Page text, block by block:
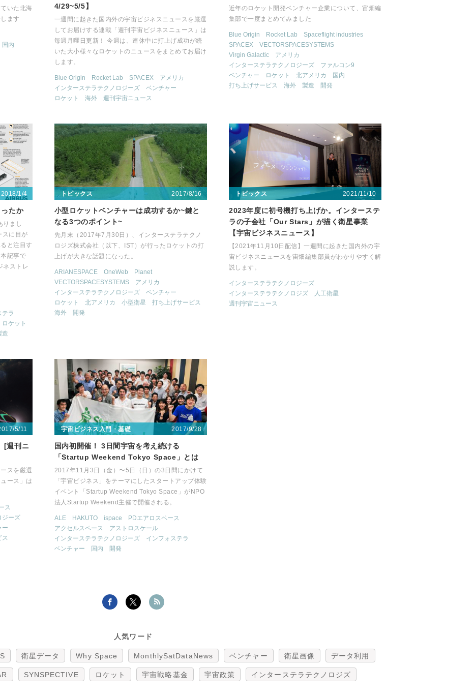
いた北海
ます
国内
4/29~5/5】
一週間に起きた国内外の宇宙ビジネスニュースを厳選
してお届けする連載「週刊宇宙ビジネスニュース」は
毎週月曜日更新！ 今週は、連休中に打上げ成功が続
いた大小様々なロケットのニュースをまとめてお届け
します。
Blue Origin Rocket Lab SPACEX
アメリカ
インターステラテクノロジーズ
ベンチャー
ロケット
海外 週刊宇宙ニュース
近年のロケット開発ベンチャー企業について、宙畑編
集部で一度まとめてみました
Blue Origin Rocket Lab
Spaceflight industries
SPACEX
VECTORSPACESYSTEMS
Virgin Galactic
アメリカ
インターステラテクノロジーズ
ファルコン9
ベンチャー
ロケット 北アメリカ
国内
打ち上げサービス
海外 製造 開発
2018/1/4
たか
りまし
スに目が
と注目す
記事で
ネストレ
テラ
ロケット
造
トピックス 2017/8/16
小型ロケットベンチャーは成功するか~鍵と
なる3つのポイント~
先月末（2017年7月30日）、インターステラテクノ
ロジズ株式会社（以下、IST）が行ったロケットの打
上げが大きな話題になった。
ARIANESPACE OneWeb
Planet
VECTORSPACESYSTEMS
アメリカ
インターステラテクノロジーズ
ベンチャー
ロケット
北アメリカ 小型衛星
打ち上げサービス
海外
開発
トピックス 2021/11/10
2023年度に初号機打ち上げか。インターステ
ラの子会社「Our Stars」が描く衛星事業
【宇宙ビジネスニュース】
【2021年11月10日配信】一週間に起きた国内外の宇
宙ビジネスニュースを宙畑編集部員がわかりやすく解
説します。
インターステラテクノロジーズ
インターステラテクノロジズ
人工衛星
週刊宇宙ニュース
5/11
[週刊ニ
スを厳選
ース」は
ス
ジーズ
ー
ス
宇宙ビジネス入門・基礎 2017/9/28
国内初開催！ 3日間宇宙を考え続ける
「Startup Weekend Tokyo Space」とは
2017年11月3日（金）〜5日（日）の3日間にかけて
「宇宙ビジネス」をテーマにしたスタートアップ体験
イベント「Startup Weekend Tokyo Space」がNPO
法人Startup Weekend主催で開催される。
ALE HAKUTO ispace
PDエアロスペース
アクセルスペース
アストロスケール
インターステラテクノロジーズ
インフォステラ
ベンチャー
国内 開発
人気ワード
衛星データ Why Space MonthlySatDataNews ベンチャー 衛星画像 データ利用
SYNSPECTIVE ロケット 宇宙戦略基金 宇宙政策 インターステラテクノロジズ